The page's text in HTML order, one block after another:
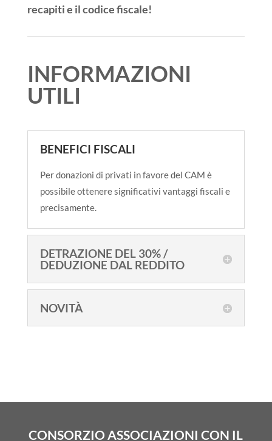
recapiti e il codice fiscale!
INFORMAZIONI
UTILI
BENEFICI FISCALI
Per donazioni di privati in favore del CAM è
possibile ottenere significativi vantaggi fiscali e
precisamente.
DETRAZIONE DEL 30% /
DEDUZIONE DAL REDDITO
NOVITÀ
CONSORZIO ASSOCIAZIONI CON IL